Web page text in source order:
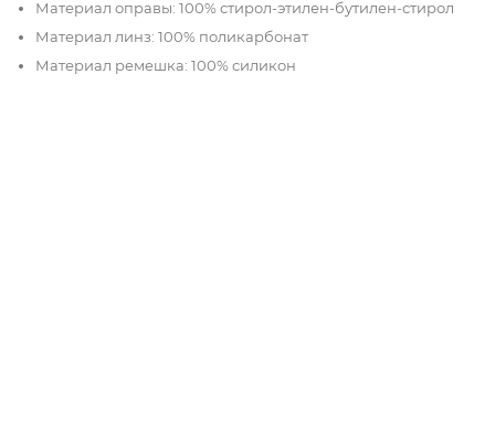
Материал оправы: 100% стирол-этилен-бутилен-стирол
Материал линз: 100% поликарбонат
Материал ремешка: 100% силикон